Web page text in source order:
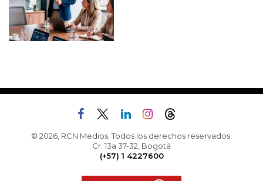
© 2026, RCN Medios. Todos los derechos reservados.
Cr. 13a 37-32, Bogotá
(+57) 1 4227600